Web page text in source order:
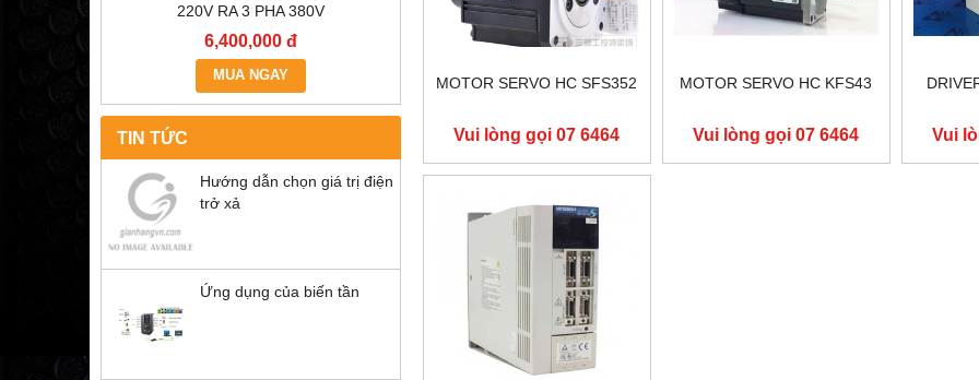
220V RA 3 PHA 380V
6,400,000 đ
MUA NGAY
LOẠI CÓ DÂY
110,000 đ
MUA NGAY
LOẠI KHÔNG DÂY
110,000 đ
MUA NGAY
TIN TỨC
Hướng dẫn chọn giá trị điện
trở xả
Ứng dụng của biến tần
MOTOR SERVO HC SFS352
Vui lòng gọi 07 6464
9556
MOTOR SERVO HC KFS43
Vui lòng gọi 07 6464
9556
Vui